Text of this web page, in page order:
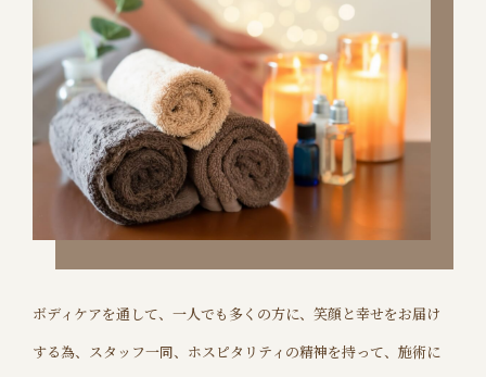
ボディケアを通して、一人でも多くの方に、笑顔と幸せをお届け
する為、
スタッフ一同、ホスピタリティの精神を持って、施術に